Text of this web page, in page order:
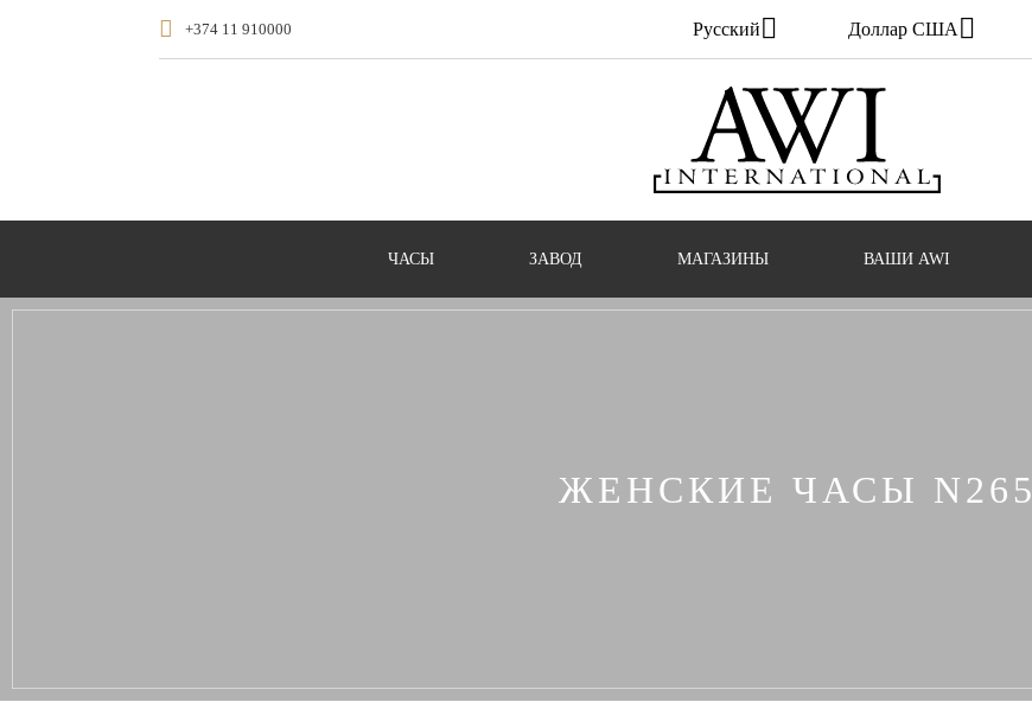
+374 11 910000 Русский Доллар США
ЧАСЫ ЗАВОД МАГАЗИНЫ ВАШИ AWI
ЖЕНСКИЕ ЧАСЫ N265